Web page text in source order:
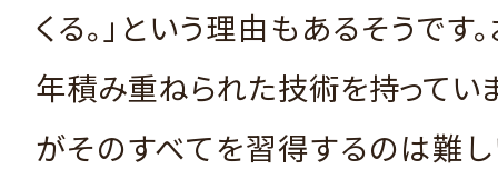
くる。」という理由もあるそうです
年積み重ねられた技術を持ってい
がそのすべてを習得するのは難